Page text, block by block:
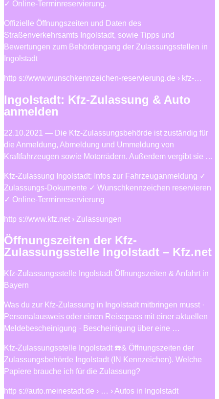
✓ Online-Terminreservierung.
Offizielle Öffnungszeiten und Daten des
Straßenverkehrsamts Ingolstadt, sowie Tipps und
Bewertungen zum Behördengang der Zulassungsstellen in
Ingolstadt
http s://www.wunschkennzeichen-reservierung.de › kfz-…
Ingolstadt: Kfz-Zulassung & Auto
anmelden
22.10.2021 — Die Kfz-Zulassungsbehörde ist zuständig für
die Anmeldung, Abmeldung und Ummeldung von
Kraftfahrzeugen sowie Motorrädern. Außerdem vergibt sie …
Kfz-Zulassung Ingolstadt: Infos zur Fahrzeuganmeldung ✓
Zulassungs-Dokumente ✓ Wunschkennzeichen reservieren
✓ Online-Terminreservierung
http s://www.kfz.net › Zulassungen
Öffnungszeiten der Kfz-
Zulassungsstelle Ingolstadt – Kfz.net
Kfz-Zulassungsstelle Ingolstadt Öffnungszeiten & Anfahrt in
Bayern
Was du zur Kfz-Zulassung in Ingolstadt mitbringen musst ·
Personalausweis oder einen Reisepass mit einer aktuellen
Meldebescheinigung · Bescheinigung über eine …
Kfz-Zulassungsstelle Ingolstadt ☎️& Öffnungszeiten der
Zulassungsbehörde Ingolstadt (IN Kennzeichen). Welche
Papiere brauche ich für die Zulassung?
http s://auto.meinestadt.de › … › Autos in Ingolstadt